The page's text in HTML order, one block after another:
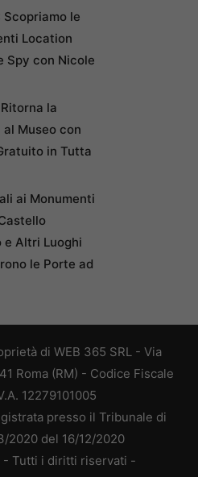
Scopriamo le
Location
Spy con Nicole
la
al Museo con
in Tutta
ai Monumenti
e Altri Luoghi
le Porte ad
di WEB 365 SRL - Via
Roma (RM) - Codice Fiscale
12279101005
presso il Tribunale di
2020 del 16/12/2020
Tutti i diritti riservati -